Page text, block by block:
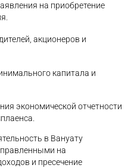
на приобретение
акционеров и
капитала и
экономической отчетности
в Вануату
на
и пресечение